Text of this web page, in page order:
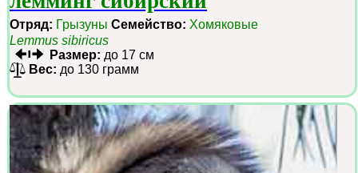
Отряд: Грызуны Семейство: Хомяковые
Lemmus sibiricus
Размер: до 17 см
Вес: до 130 грамм